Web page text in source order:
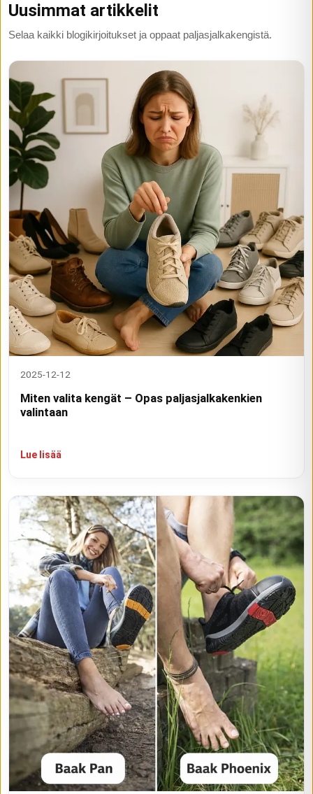
Uusimmat artikkelit
Selaa kaikki blogikirjoitukset ja oppaat paljasjalkakengistä.
2025-12-12
Miten valita kengät – Opas paljasjalkakenkien
valintaan
Lue lisää